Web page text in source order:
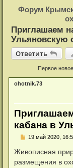
с
т
р
ц
и
Форум
Приглашаем
Ульяновскую
Ответить
Ответить
Первое
ohotnik.73
кабана в
Н
п
р
о
19 май 2020,
Живописная
размещения в